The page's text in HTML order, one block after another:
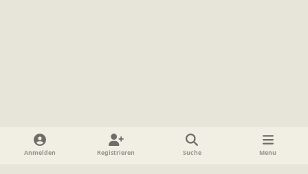
Heller Modus
Dunkler ModusSystemeinstellung
Anmelden Registrieren Suche Menu